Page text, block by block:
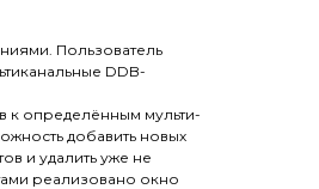
Пользователь
DDB-
к определённым мульти-
добавить новых
и удалить уже не
реализовано окно